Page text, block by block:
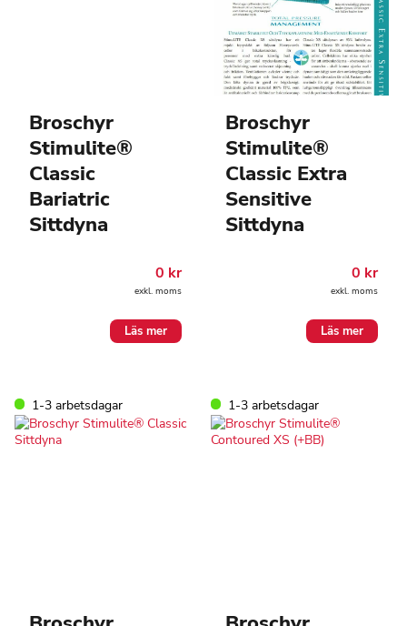
Broschyr
Stimulite®
Classic
Bariatric
Sittdyna
0 kr
exkl. moms
Läs mer
Broschyr
Stimulite®
Classic Extra
Sensitive
Sittdyna
0 kr
exkl. moms
Läs mer
1-3 arbetsdagar 1-3 arbetsdagar